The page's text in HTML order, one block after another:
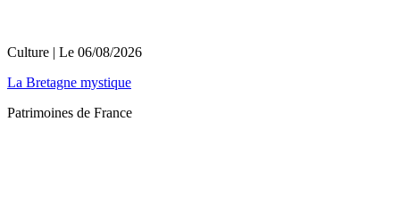
Culture | Le 06/08/2026
La Bretagne mystique
Patrimoines de France